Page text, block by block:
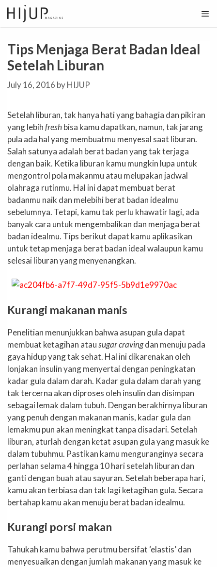
Skip
to
content
Tips Menjaga Berat Badan Ideal
Setelah Liburan
July 16, 2016 byHIJUP
Setelah liburan, tak hanya hati yang bahagia dan pikiran
yang lebihfreshbisa kamu dapatkan, namun, tak jarang
pula ada hal yang membuatmu menyesal saat liburan.
Salah satunya adalah berat badan yang tak terjaga
dengan baik. Ketika liburan kamu mungkin lupa untuk
mengontrol pola makanmu atau melupakan jadwal
olahraga rutinmu. Hal ini dapat membuat berat
badanmu naik dan melebihi berat badan idealmu
sebelumnya. Tetapi, kamu tak perlu khawatir lagi, ada
banyak cara untuk mengembalikan dan menjaga berat
badan idealmu. Tips berikut dapat kamu aplikasikan
untuk tetap menjaga berat badan ideal walaupun kamu
selesai liburan yang menyenangkan.
Kurangi makanan manis
Penelitian menunjukkan bahwa asupan gula dapat
membuat ketagihan atausugar cravingdan menuju pada
gaya hidup yang tak sehat. Hal ini dikarenakan oleh
lonjakan insulin yang menyertai dengan peningkatan
kadar gula dalam darah. Kadar gula dalam darah yang
tak tercerna akan diproses oleh insulin dan disimpan
sebagai lemak dalam tubuh. Dengan berakhirnya liburan
yang penuh dengan makanan manis, kadar gula dan
lemakmu pun akan meningkat tanpa disadari. Setelah
liburan, aturlah dengan ketat asupan gula yang masuk ke
dalam tubuhmu. Pastikan kamu menguranginya secara
perlahan selama 4 hingga 10 hari setelah liburan dan
ganti dengan buah atau sayuran. Setelah beberapa hari,
kamu akan terbiasa dan tak lagi ketagihan gula. Secara
bertahap kamu akan menuju berat badan idealmu.
Kurangi porsi makan
Tahukah kamu bahwa perutmu bersifat ‘elastis’ dan
menyesuaikan dengan jumlah makanan yang masuk ke